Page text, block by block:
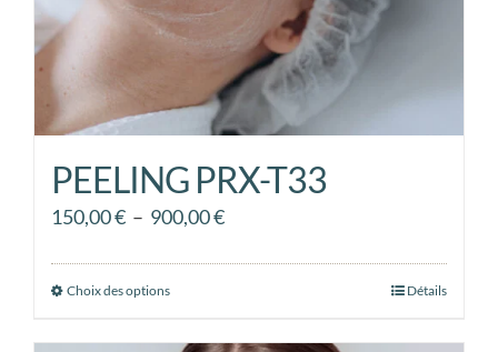
page
du
produit
PEELING PRX-T33
150,00€ – 900,00€Plage
prix :
Choix des optionsCe
Détails